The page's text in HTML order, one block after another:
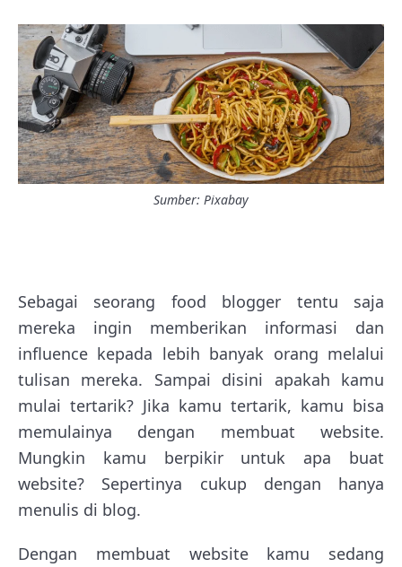
Sumber: Pixabay
Sebagai seorang food blogger tentu saja
mereka ingin memberikan informasi dan
influence kepada lebih banyak orang melalui
tulisan mereka. Sampai disini apakah kamu
mulai tertarik? Jika kamu tertarik, kamu bisa
memulainya dengan membuat website.
Mungkin kamu berpikir untuk apa buat
website? Sepertinya cukup dengan hanya
menulis di blog.
Dengan membuat website kamu sedang